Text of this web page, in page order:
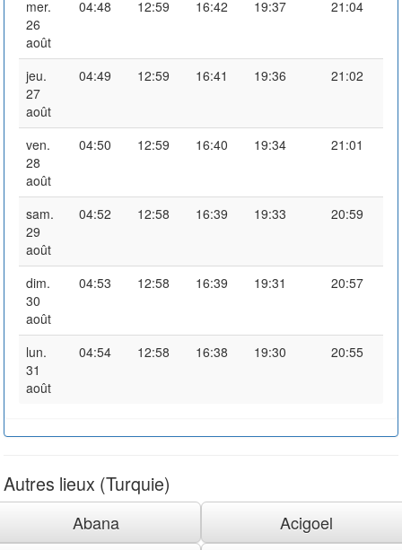
mer.
26
août
04:48 12:59 16:42 19:37 21:04
jeu.
27
août
04:49 12:59 16:41 19:36 21:02
ven.
28
août
04:50 12:59 16:40 19:34 21:01
sam.
29
août
04:52 12:58 16:39 19:33 20:59
dim.
30
août
04:53 12:58 16:39 19:31 20:57
lun.
31
août
04:54 12:58 16:38 19:30 20:55
Autres lieux (Turquie)
Abana
Acigoel